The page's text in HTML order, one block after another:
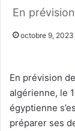
En
octobre 9, 2023
En prévision
algérienne, le
égyptienne
préparer ses